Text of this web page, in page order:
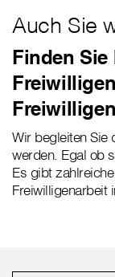
Auch Sie
Finden Sie
Wir begleiten Sie
werden. Egal ob
Es gibt
Freiwilligenarbeit